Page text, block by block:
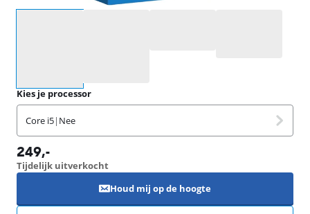
Kies je processor
Core i5| Nee
249,-
Tijdelijk uitverkocht
Houd mij op de hoogte